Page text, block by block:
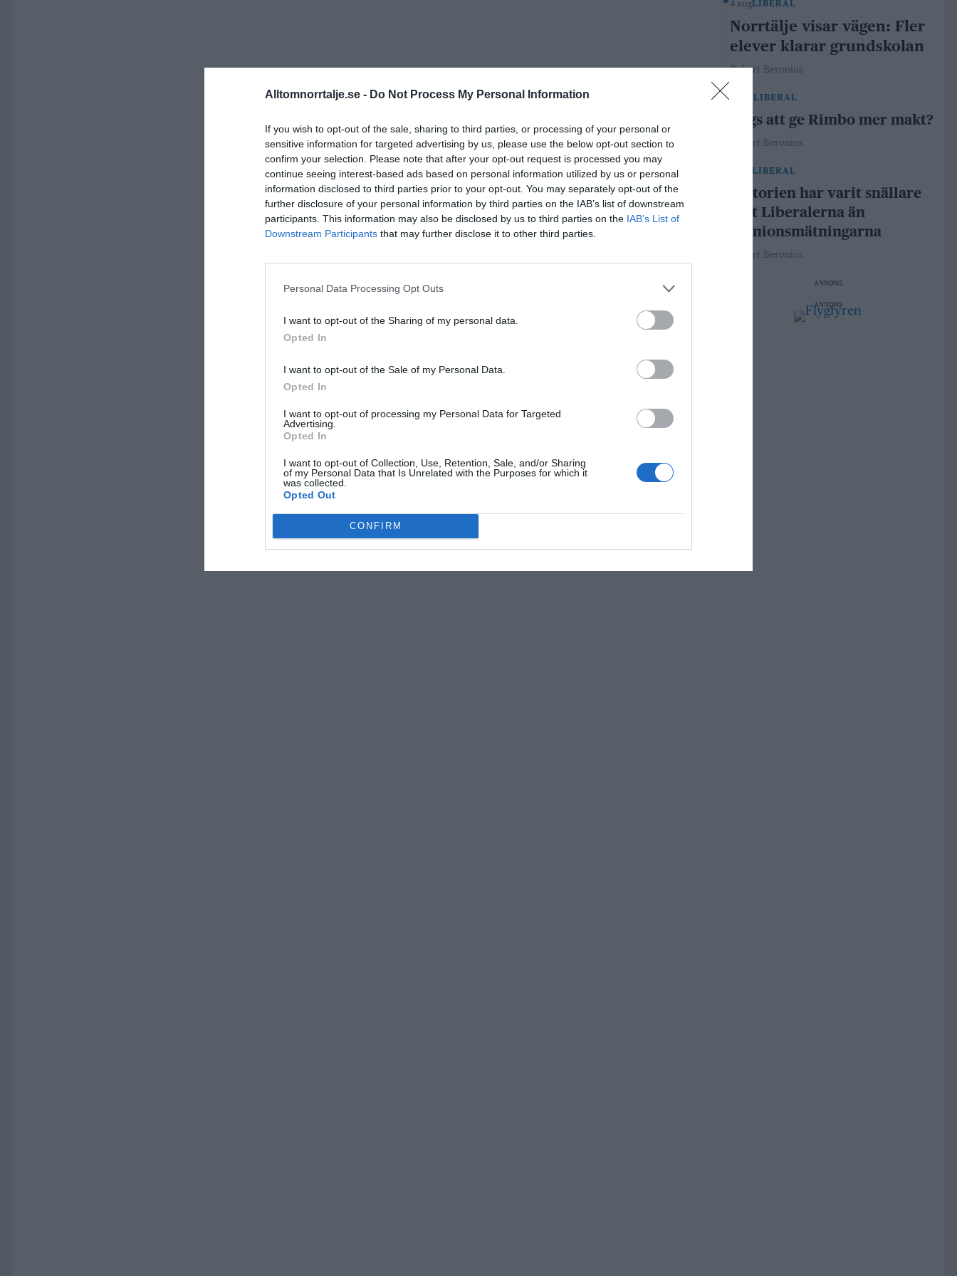
Alltomnorrtalje.se - Do Not Process My Personal Information
If you wish to opt-out of the sale, sharing to third parties, or processing of your personal or
sensitive information for targeted advertising by us, please use the below opt-out section to
confirm your selection. Please note that after your opt-out request is processed you may
continue seeing interest-based ads based on personal information utilized by us or personal
information disclosed to third parties prior to your opt-out. You may separately opt-out of the
further disclosure of your personal information by third parties on the IAB’s list of downstream
participants. This information may also be disclosed by us to third parties on the IAB’s List of
Downstream Participants that may further disclose it to other third parties.
Personal Data Processing Opt Outs
I want to opt-out of the Sharing of my personal data.
Opted In
I want to opt-out of the Sale of my Personal Data.
Opted In
I want to opt-out of processing my Personal Data for Targeted
Advertising.
Opted In
I want to opt-out of Collection, Use, Retention, Sale, and/or Sharing
of my Personal Data that Is Unrelated with the Purposes for which it
was collected.
Opted Out
CONFIRM
4 augLIBERAL
Norrtälje visar vägen: Fler
elever klarar grundskolan
Robert Beronius
29 julLIBERAL
Dags att ge Rimbo mer makt?
Robert Beronius
LIBERAL
Historien har varit snällare
mot Liberalerna än
opinionsmätningarna
Robert Beronius
ANNONS
ANNONS